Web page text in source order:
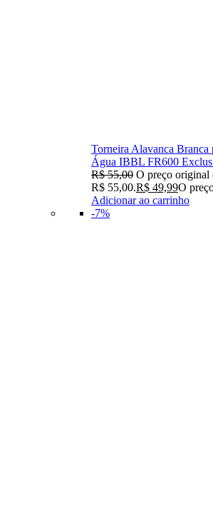
Torneira Alavanca Branca
Água IBBL FR600
R$55,00 O preço original
R$ 55,00.R$ 49,99O
Adicionar ao carrinho
-7%